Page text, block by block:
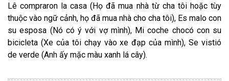
Lê compraron la casa (Họ đã mua nhà từ cha tôi hoặc tùy
thuộc vào ngữ cảnh, họ đã mua nhà cho cha tôi), Es malo con
su esposa (Nó có ý với vợ mình), Mi coche chocó con su
bicicleta (Xe của tôi chạy vào xe đạp của mình), Se vistió
de verde (Anh ấy mặc màu xanh lá cây).